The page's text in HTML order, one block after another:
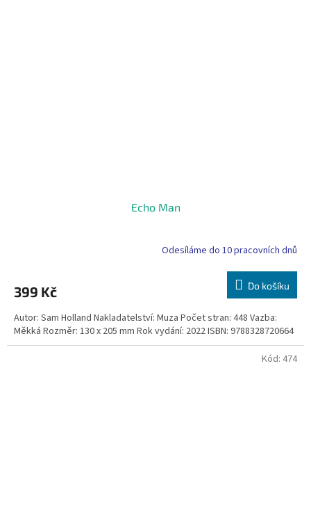
Echo Man
Odesíláme do 10 pracovních dnů
399 Kč Do košíku
Autor: Sam Holland Nakladatelství: Muza Počet stran: 448 Vazba:
Měkká Rozměr: 130 x 205 mm Rok vydání: 2022 ISBN: 9788328720664
Kód: 474